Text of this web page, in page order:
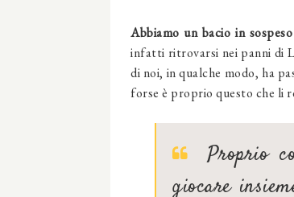
Abbiamo un bacio in
infatti ritrovarsi nei panni di
di noi, in qualche modo, ha
forse è proprio questo che li
Proprio
giocare